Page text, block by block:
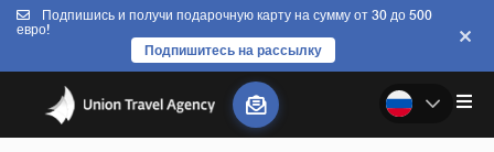
Подпишись и получи подарочную карту на сумму от 30 до 500
евро!
Подпишитесь на рассылку